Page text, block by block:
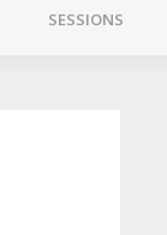
SESSIONS